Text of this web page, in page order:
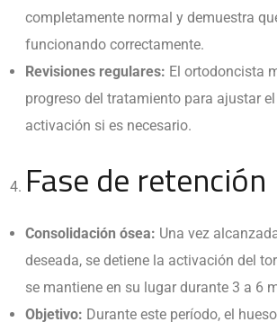
completamente normal y demuestra
funcionando correctamente.
Revisiones regulares: El ortodoncista
progreso del tratamiento para ajustar
activación si es necesario.
Fase de retención
Consolidación ósea: Una vez
deseada, se detiene la activación del
se mantiene en su lugar durante 3 a 6
Objetivo: Durante este período, el